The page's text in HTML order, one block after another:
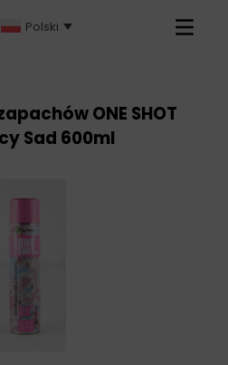
Polski
Primary
ONE SHOT
Sad 600ml